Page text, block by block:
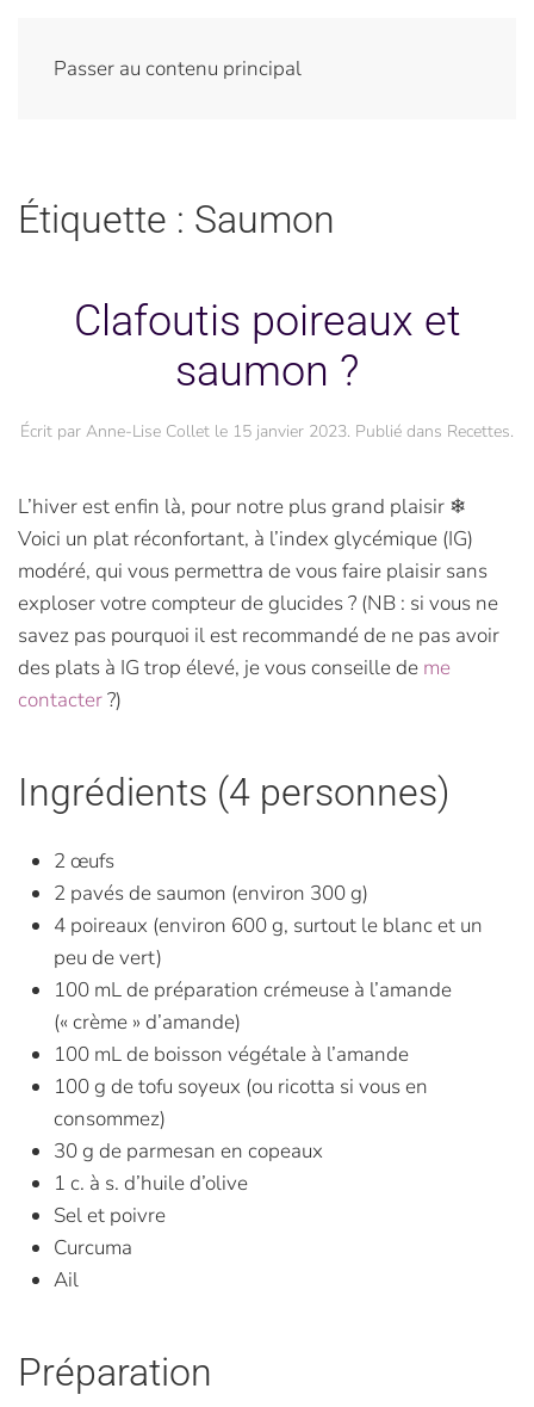
Passer au contenu principal
Étiquette : Saumon
Clafoutis poireaux et
saumon ?
Écrit par Anne-Lise Collet le 15 janvier 2023. Publié dans Recettes.
L’hiver est enfin là, pour notre plus grand plaisir ❄
Voici un plat réconfortant, à l’index glycémique (IG)
modéré, qui vous permettra de vous faire plaisir sans
exploser votre compteur de glucides ? (NB : si vous ne
savez pas pourquoi il est recommandé de ne pas avoir
des plats à IG trop élevé, je vous conseille de me
contacter?)
Ingrédients (4 personnes)
2 œufs
2 pavés de saumon (environ 300 g)
4 poireaux (environ 600 g, surtout le blanc et un
peu de vert)
100 mL de préparation crémeuse à l’amande
(« crème » d’amande)
100 mL de boisson végétale à l’amande
100 g de tofu soyeux (ou ricotta si vous en
consommez)
30 g de parmesan en copeaux
1 c. à s. d’huile d’olive
Sel et poivre
Curcuma
Ail
Préparation